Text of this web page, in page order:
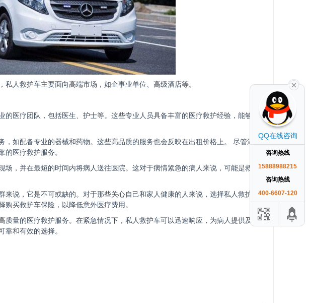
人救护车主要面向高端市场，如企事业单位、高级酒店等。
医疗团队，包括医生、护士等。这些专业人员具备丰富的医疗救护经验，能够为
如配备专业的器械和药物。这些高品质的服务也会反映在出租价格上。 尽管湖州
的医疗救护服务。
，并在最短的时间内将病人送往医院。这对于病情紧急的病人来说，可能是救命
来说，它是不可或缺的。对于那些关心自己和家人健康的人来说，选择私人救护车
买救护车保险，以降低意外医疗费用。
质量的医疗救护服务。在紧急情况下，私人救护车可以迅速响应，为病人提供及时
靠和有效的选择。
QQ在线咨询
咨询热线
15888988215
咨询热线
400-6607-120